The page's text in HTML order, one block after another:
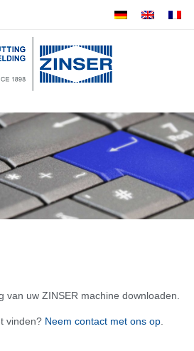
van uw ZINSER machine downloaden.
vinden? Neem contact met ons op